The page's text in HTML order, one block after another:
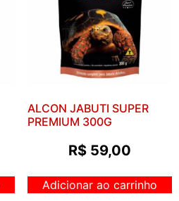
ALCON JABUTI SUPER
PREMIUM 300G
R$59,00
Adicionar ao carrinho